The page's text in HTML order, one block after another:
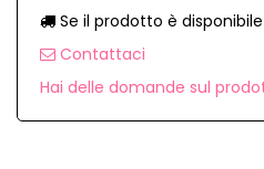
Se il prodotto è
Contattaci
Hai delle domande sul